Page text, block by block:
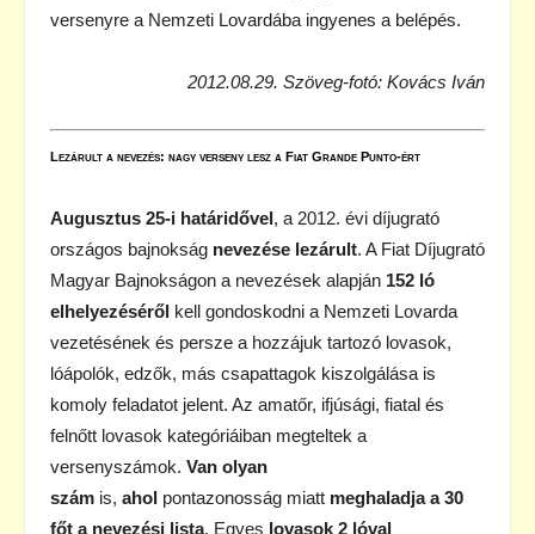
versenyre a Nemzeti Lovardába ingyenes a belépés.
2012.08.29. Szöveg-fotó: Kovács Iván
Lezárult a nevezés: nagy verseny lesz a Fiat Grande Punto-ért
Augusztus 25-i határidővel, a 2012. évi díjugrató
országos bajnokság nevezése lezárult. A Fiat Díjugrató
Magyar Bajnokságon a nevezések alapján 152 ló
elhelyezéséről kell gondoskodni a Nemzeti Lovarda
vezetésének és persze a hozzájuk tartozó lovasok,
lóápolók, edzők, más csapattagok kiszolgálása is
komoly feladatot jelent. Az amatőr, ifjúsági, fiatal és
felnőtt lovasok kategóriáiban megteltek a
versenyszámok. Van olyan
szám is, ahol pontazonosság miatt meghaladja a 30
főt a nevezési lista. Egyes lovasok 2 lóval